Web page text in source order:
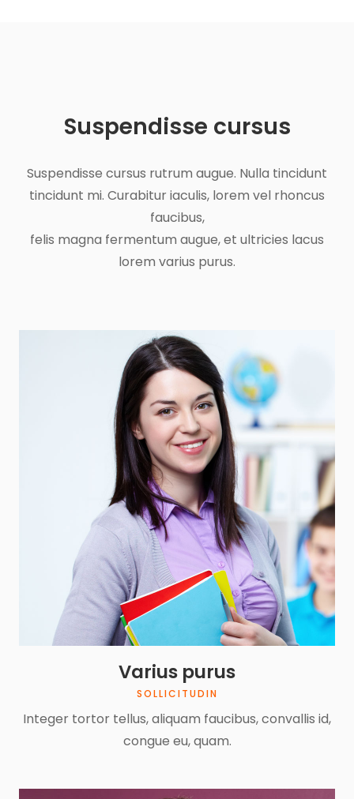
Suspendisse cursus
Suspendisse cursus rutrum augue. Nulla tincidunt
tincidunt mi. Curabitur iaculis, lorem vel rhoncus
faucibus,
felis magna fermentum augue, et ultricies lacus
lorem varius purus.
Varius purus
SOLLICITUDIN
Integer tortor tellus, aliquam faucibus, convallis id,
congue eu, quam.